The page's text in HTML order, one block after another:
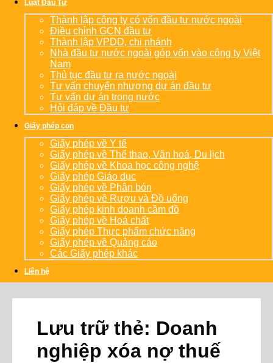
Luật Đầu Tư
Thành lập công ty có vốn đầu tư nước ngoài
Điều chỉnh GCN đầu tư
Thành lập VPDD, chi nhánh
Nhà đầu tư nước ngoài góp vốn vào công ty Việt
Nam
Thủ tục đầu tư ra nước ngoài
Tư vấn chuyển nhượng dự án đầu tư
Tư vấn dự án trong nước
Hỏi đáp về Đầu tư
Giấy phép con
Giấy phép về Y tế
Giấy phép về Thể thao, Văn hoá, Du lịch
Giấy phép về Khoa học công nghệ
Giấy phép Giáo dục
Giấy phép về Phân bón
Giấy phép về Rượu và Đồ uống
Giấy phép kinh doanh cầm đồ
Giấy phép về Hoá chất
Giấy phép Thực phẩm chức năng
Giấy phép về Quảng cáo
Các Giấy phép khác
Liên hệ
Lưu trữ thẻ: Doanh
nghiệp xóa nợ thuế